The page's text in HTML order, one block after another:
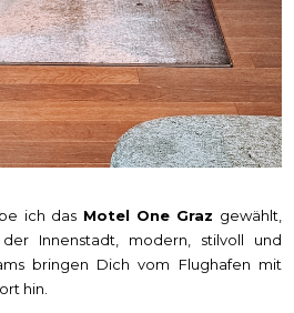
ich das Motel One Graz gewählt,
Innenstadt, modern, stilvoll und
bringen Dich vom Flughafen mit
hin.